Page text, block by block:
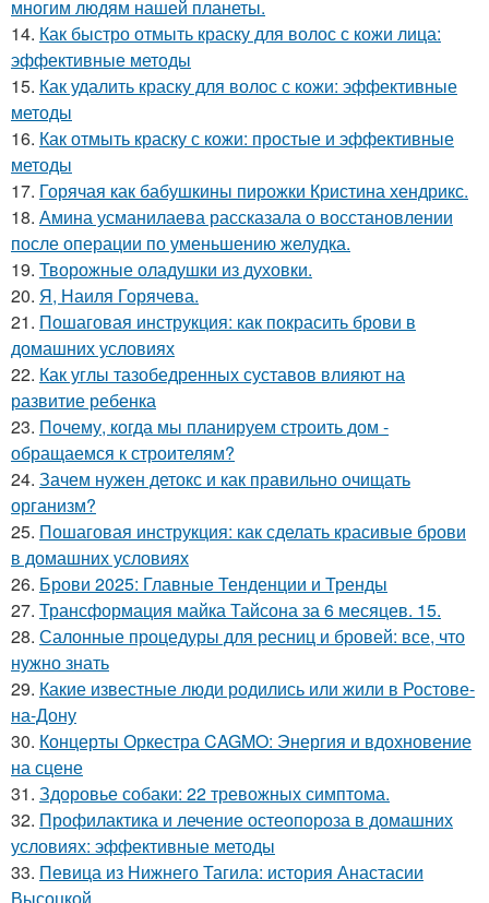
многим людям нашей планеты.
14. Как быстро отмыть краску для волос с кожи лица:
эффективные методы
15. Как удалить краску для волос с кожи: эффективные
методы
16. Как отмыть краску с кожи: простые и эффективные
методы
17. Горячая как бабушкины пирожки Кристина хендрикс.
18. Амина усманилаева рассказала о восстановлении
после операции по уменьшению желудка.
19. Творожные оладушки из духовки.
20. Я, Наиля Горячева.
21. Пошаговая инструкция: как покрасить брови в
домашних условиях
22. Как углы тазобедренных суставов влияют на
развитие ребенка
23. Почему, когда мы планируем строить дом -
обращаемся к строителям?
24. Зачем нужен детокс и как правильно очищать
организм?
25. Пошаговая инструкция: как сделать красивые брови
в домашних условиях
26. Брови 2025: Главные Тенденции и Тренды
27. Трансформация майка Тайсона за 6 месяцев. 15.
28. Салонные процедуры для ресниц и бровей: все, что
нужно знать
29. Какие известные люди родились или жили в Ростове-
на-Дону
30. Концерты Оркестра CAGMO: Энергия и вдохновение
на сцене
31. Здоровье собаки: 22 тревожных симптома.
32. Профилактика и лечение остеопороза в домашних
условиях: эффективные методы
33. Певица из Нижнего Тагила: история Анастасии